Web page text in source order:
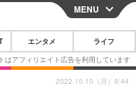
CLOSE
MENU
エンタメ ライフ
2022.10.10（月）9:44